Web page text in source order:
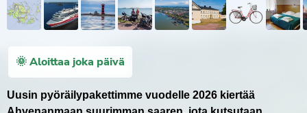
🌞 Aloittaa joka päivä
Uusin pyöräilypakettimme vuodelle 2026 kiertää